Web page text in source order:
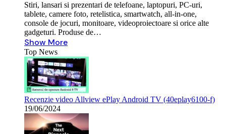
Stiri, lansari si prezentari de telefoane, laptopuri, PC-uri,
tablete, camere foto, retelistica, smartwatch, all-in-one,
console de jocuri, monitoare, videoproiectoare si orice alte
gadgeturi. Produse de…
Show More
Top News
Recenzie video Allview ePlay Android TV (40eplay6100-f)
19/06/2024